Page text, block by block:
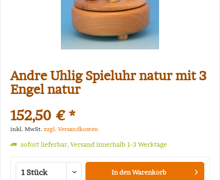
Andre Uhlig Spieluhr natur mit 3
Engel natur
152,50 € *
inkl. MwSt. zzgl. Versandkosten
sofort lieferbar, Versand innerhalb 1-3 Werktage
In denWarenkorb